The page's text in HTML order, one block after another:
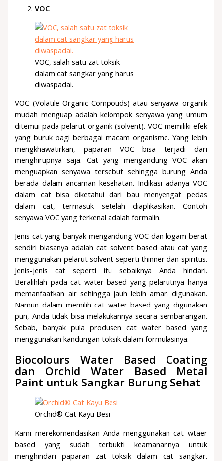
VOC
VOC, salah satu zat toksik
dalam cat sangkar yang harus
diwaspadai.
VOC (Volatile Organic Compouds) atau senyawa organik
mudah menguap adalah kelompok senyawa yang umum
ditemui pada pelarut organik (solvent). VOC memiliki efek
yang buruk bagi berbagai macam organisme. Yang lebih
mengkhawatirkan, paparan VOC bisa terjadi dari
menghirupnya saja. Cat yang mengandung VOC akan
menguapkan senyawa tersebut sehingga burung Anda
berada dalam ancaman kesehatan. Indikasi adanya VOC
dalam cat bisa diketahui dari bau menyengat pedas
dalam cat, termasuk setelah diaplikasikan. Contoh
senyawa VOC yang terkenal adalah formalin.
Jenis cat yang banyak mengandung VOC dan logam berat
sendiri biasanya adalah cat solvent based atau cat yang
menggunakan pelarut solvent seperti thinner dan spiritus.
Jenis-jenis cat seperti itu sebaiknya Anda hindari.
Beralihlah pada cat water based yang pelarutnya hanya
memanfaatkan air sehingga jauh lebih aman digunakan.
Namun dalam memilih cat water based yang digunakan
pun, Anda tidak bisa melakukannya secara sembarangan.
Sebab, banyak pula produsen cat water based yang
menggunakan kandungan toksik dalam formulasinya.
Biocolours Water Based Coating
dan Orchid Water Based Metal
Paint untuk Sangkar Burung Sehat
Orchid® Cat Kayu Besi
Kami merekomendasikan Anda menggunakan cat wtaer
based yang sudah terbukti keamanannya untuk
menghindari paparan zat toksik dalam cat sangkar.